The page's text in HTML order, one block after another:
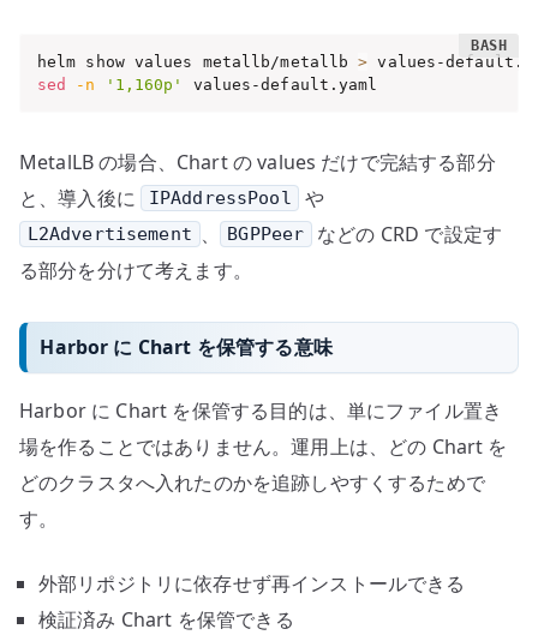
helm show values metallb/metallb >
sed
-n '1,160p' values-default.yaml
MetalLB の場合、Chart の values だけで完結する部分
と、導入後に
IPAddressPool や
L2Advertisement 、 BGPPeer
などの CRD で設定す
る部分を分けて考えます。
Harbor に Chart を保管する意味
Harbor に Chart を保管する目的は、単にファイル置き
場を作ることではありません。運用上は、どの Chart を
どのクラスタへ入れたのかを追跡しやすくするためで
す。
外部リポジトリに依存せず再インストールできる
検証済み Chart を保管できる